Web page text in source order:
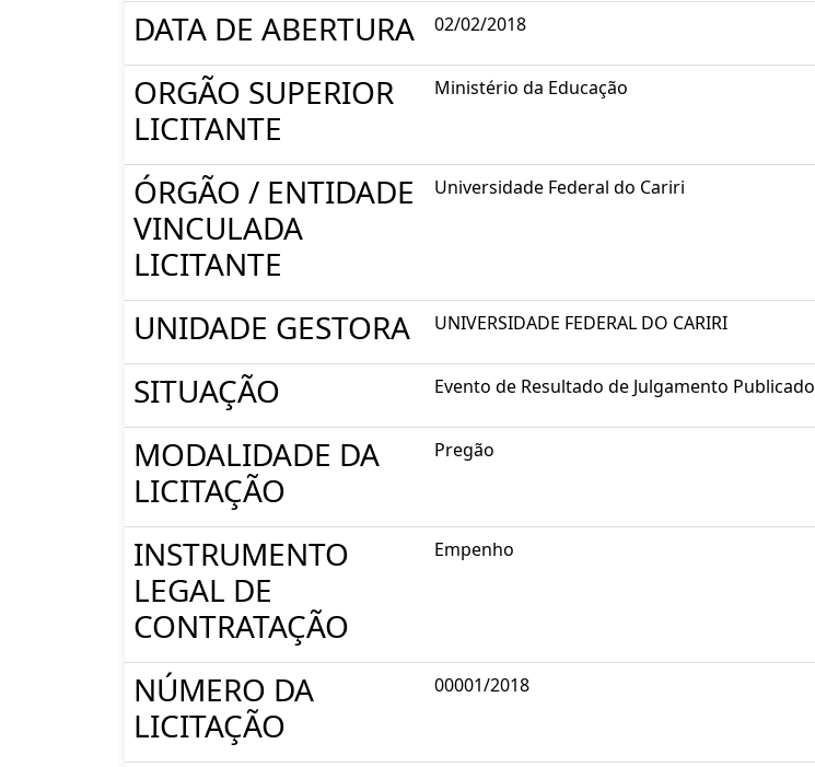
DATA DE ABERTURA 02/02/2018
ORGÃO SUPERIOR
LICITANTE
Ministério da Educação
ÓRGÃO / ENTIDADE
VINCULADA
LICITANTE
Universidade Federal do Cariri
UNIDADE GESTORA UNIVERSIDADE FEDERAL DO CARIRI
SITUAÇÃO Evento de Resultado de Julgamento Publicado
MODALIDADE DA
LICITAÇÃO
Pregão
INSTRUMENTO
LEGAL DE
CONTRATAÇÃO
Empenho
NÚMERO DA
LICITAÇÃO
00001/2018